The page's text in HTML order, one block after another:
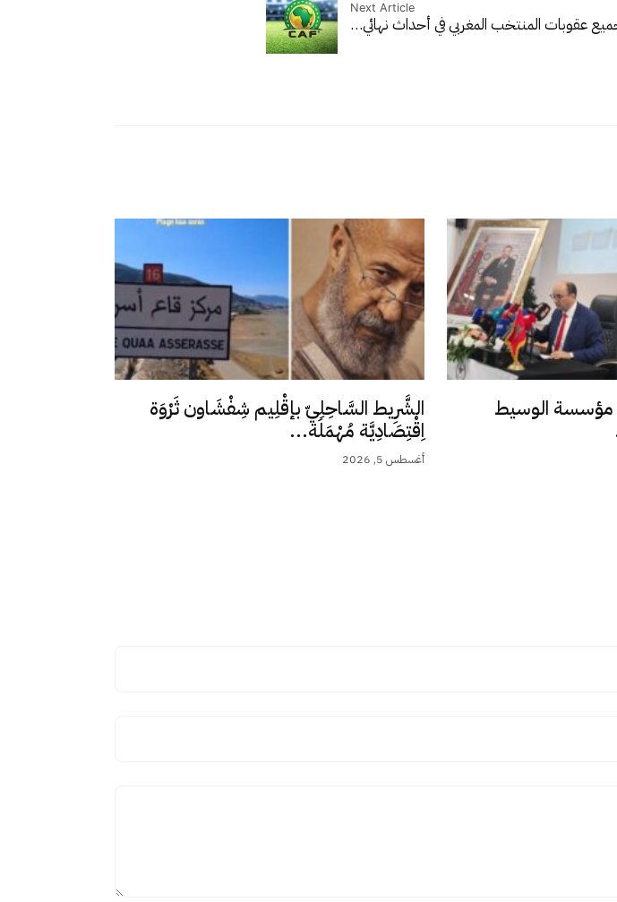
Next Article
عقوبات المنتخب المغربي في أحداث نهائي…
مؤسسة الوسيط الشَّرِيط السَّاحِلِيّ بإقْلِيم شِفْشَاون ثَرْوَة
اِقْتِصَادِيَّة مُهْمَلَة...
أغسطس 5, 2026